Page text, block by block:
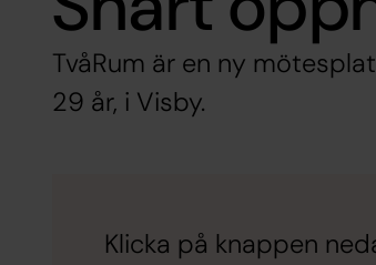
TvåRum är en ny
29 år, i Visby.
Klicka på knappen